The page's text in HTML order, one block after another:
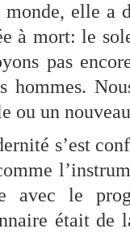
elle a
à mort: le
pas
hommes.
ou un
s’est
avec le
était de